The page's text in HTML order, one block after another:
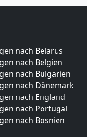
nach Belarus
nach Belgien
nach Bulgarien
nach Dänemark
nach England
nach Portugal
nach Bosnien